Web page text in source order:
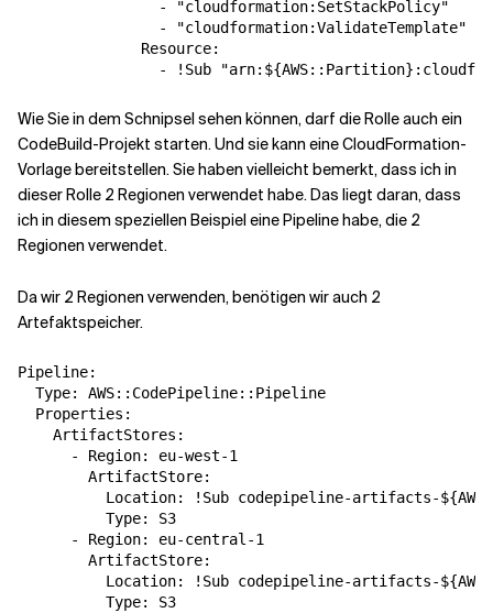
                - "cloudformation:SetStackPolicy"
                - "cloudformation:ValidateTemplate"
              Resource:
Wie Sie in dem Schnipsel sehen können, darf die Rolle auch ein
CodeBuild-Projekt starten. Und sie kann eine CloudFormation-
Vorlage bereitstellen. Sie haben vielleicht bemerkt, dass ich in
dieser Rolle 2 Regionen verwendet habe. Das liegt daran, dass
ich in diesem speziellen Beispiel eine Pipeline habe, die 2
Regionen verwendet.
Da wir 2 Regionen verwenden, benötigen wir auch 2
Artefaktspeicher.
Pipeline:
  Type: AWS::CodePipeline::Pipeline
  Properties:
    ArtifactStores:
      - Region: eu-west-1
        ArtifactStore:
Location: !Sub codepipeline-artifacts-
          Type: S3
      - Region: eu-central-1
        ArtifactStore:
Location: !Sub codepipeline-artifacts-
          Type: S3